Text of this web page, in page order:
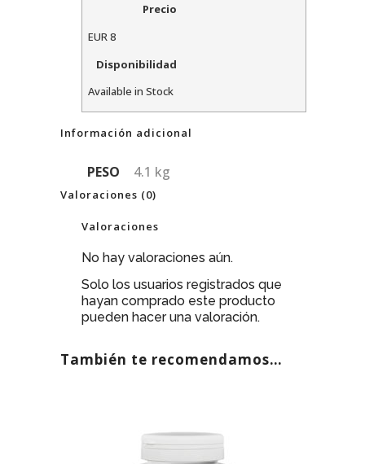
Precio
EUR8
Disponibilidad
Available in Stock
Información adicional
PESO 4.1 kg
Valoraciones (0)
Valoraciones
No hay valoraciones aún.
Solo los usuarios registrados que
hayan comprado este producto
pueden hacer una valoración.
También te recomendamos…